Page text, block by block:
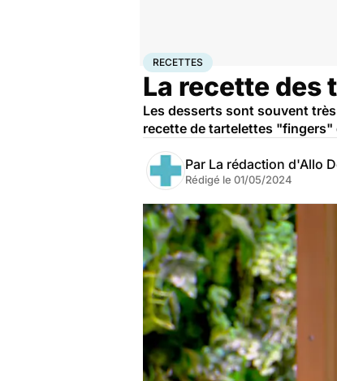
AccueilBien-être
RECETTES
La recette des
Les desserts sont souvent
recette de tartelettes "fingers"
Par La rédaction d'Allo
Rédigé le 01/05/2024